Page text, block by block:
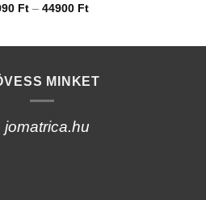
Ft – 44900 FtÁrtartomány:
MINKET
jomatrica.hu